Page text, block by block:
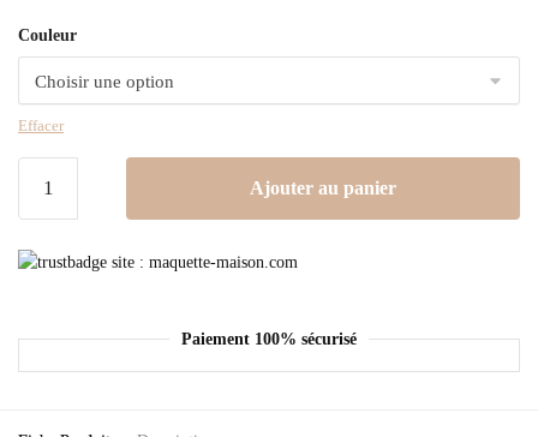
Couleur
Effacer
Ajouter au panier
Paiement 100% sécurisé